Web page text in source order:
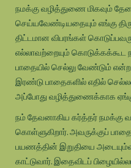
நமக்கு வழித்துணை மிகவும்
செய்யவேண்டியதையும் எங்கு
திட்டமான விபரங்கள்
எல்லாவற்றையும் கொடுக்கக்கூட
பாதையில் செல்லு வேண்டும்
இரண்டு பாதைகளில் எதில்
அப்போது வழித்துணைக்காக
நம் தேவனாகிய கர்த்தர் நமக்கு
கொள்ளுகிறார். அவருக்குப்
பயணத்தின் இறுதியை
காட்டுவார். இதைவிடப்